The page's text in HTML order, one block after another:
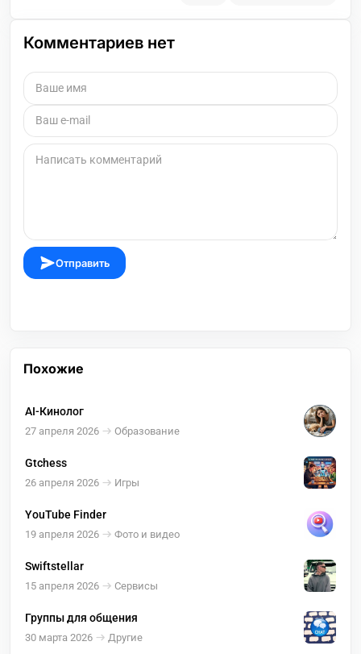
Комментариев нет
Отправить
Похожие
AI-Кинолог
27 апреля 2026 Образование
Gtchess
26 апреля 2026 Игры
YouTube Finder
19 апреля 2026 Фото и видео
Swiftstellar
15 апреля 2026 Сервисы
Группы для общения
30 марта 2026 Другие